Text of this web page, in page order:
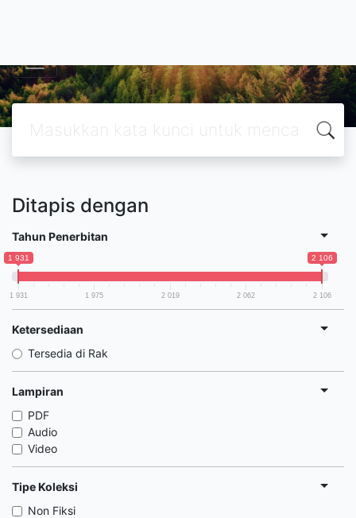
Ditapis dengan
Tahun Penerbitan
1 931 2 106
1 931 1 975 2 019 2 062 2 106
Ketersediaan
Tersedia di Rak
Lampiran
PDF
Audio
Video
Tipe Koleksi
Non Fiksi